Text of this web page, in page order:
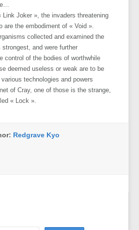
Link Joker », the invaders threatening
are the embodiment of « Void ».
collected and examined the
strongest, and were further
control of the bodies of worthwhile
deemed useless or weak are to be
technologies and powers
of Cray, one of those is the strange,
« Lock ».
Redgrave Kyo